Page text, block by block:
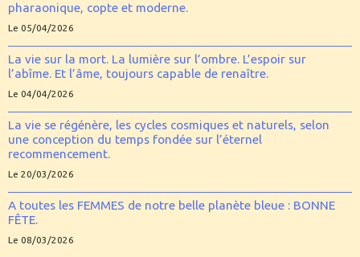
pharaonique, copte et moderne.
Le 05/04/2026
La vie sur la mort. La lumière sur l’ombre. L’espoir sur
l’abîme. Et l’âme, toujours capable de renaître.
Le 04/04/2026
La vie se régénère, les cycles cosmiques et naturels, selon
une conception du temps fondée sur l’éternel
recommencement.
Le 20/03/2026
A toutes les FEMMES de notre belle planète bleue : BONNE
FÊTE.
Le 08/03/2026